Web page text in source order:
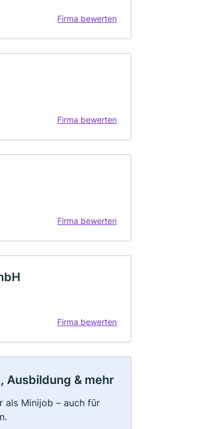
Firma bewerten
Firma bewerten
Firma bewerten
Firma bewerten
Ausbildung & mehr
als Minijob – auch für